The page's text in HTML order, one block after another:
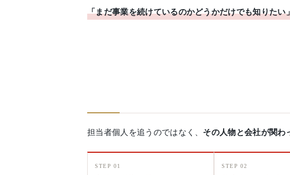
「まだ事業を続けているのかどうかだけでも知りたい
担当者個人を追うのではなく、 その人物と会社が関わ
STEP 01 STEP 02